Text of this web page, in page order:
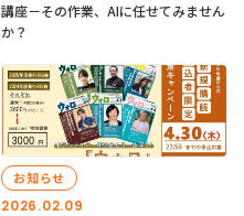
講座－その作業、AIに任せてみません
か？
2026.02.09
お知らせ